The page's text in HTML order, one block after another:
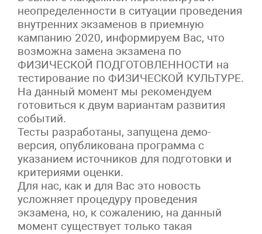
неопределенности в ситуации проведения
внутренних экзаменов в приемную
кампанию 2020, информируем Вас, что
возможна замена экзамена по
ФИЗИЧЕСКОЙ ПОДГОТОВЛЕННОСТИ на
тестирование по ФИЗИЧЕСКОЙ КУЛЬТУРЕ.
На данный момент мы рекомендуем
готовиться к двум вариантам развития
событий.
Тесты разработаны, запущена демо-
версия, опубликована программа с
указанием источников для подготовки и
критериями оценки.
Для нас, как и для Вас это новость
усложняет процедуру проведения
экзамена, но, к сожалению, на данный
момент существует только такая